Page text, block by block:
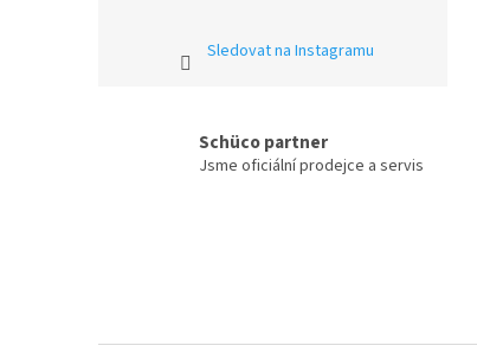
Sledovat na Instagramu
Schüco partner
Jsme oficiální prodejce a servis